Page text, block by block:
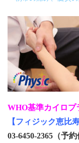
WHO基準カイロプ
【フィジック恵比寿
03-6450-2365（予約